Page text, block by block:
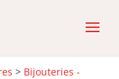
> Bijouteries -